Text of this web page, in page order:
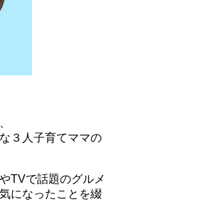
３人子育てママの
TVで話題のグルメ
になったことを綴